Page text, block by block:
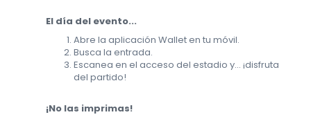
El día del evento...
Abre la aplicación Wallet en tu móvil.
Busca la entrada.
Escanea en el acceso del estadio y... ¡disfruta
del partido!
¡No las imprimas!